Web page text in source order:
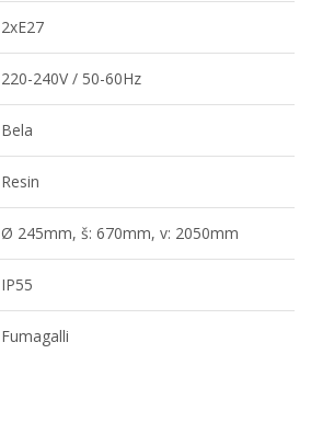
2xE27
220-240V / 50-60Hz
Bela
Resin
Ø 245mm, š: 670mm, v: 2050mm
IP55
Fumagalli